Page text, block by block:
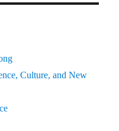
Culture, and New